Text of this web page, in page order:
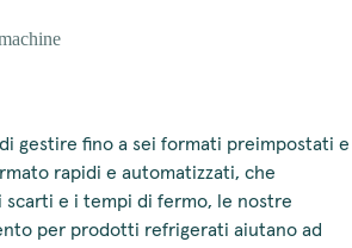
gestire fino a sei formati preimpostati e
rapidi e automatizzati, che
scarti e i tempi di fermo, le nostre
per prodotti refrigerati aiutano ad